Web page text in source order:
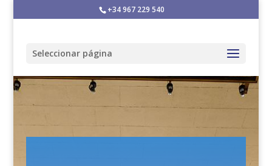
+34 967 229 540
Seleccionar página